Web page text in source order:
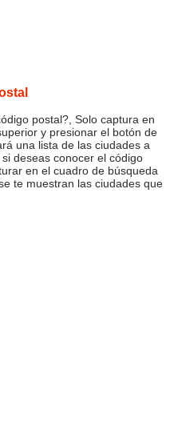
postal?, Solo captura en
y presionar el botón de
una lista de las ciudades a
deseas conocer el código
en el cuadro de búsqueda
te muestran las ciudades que